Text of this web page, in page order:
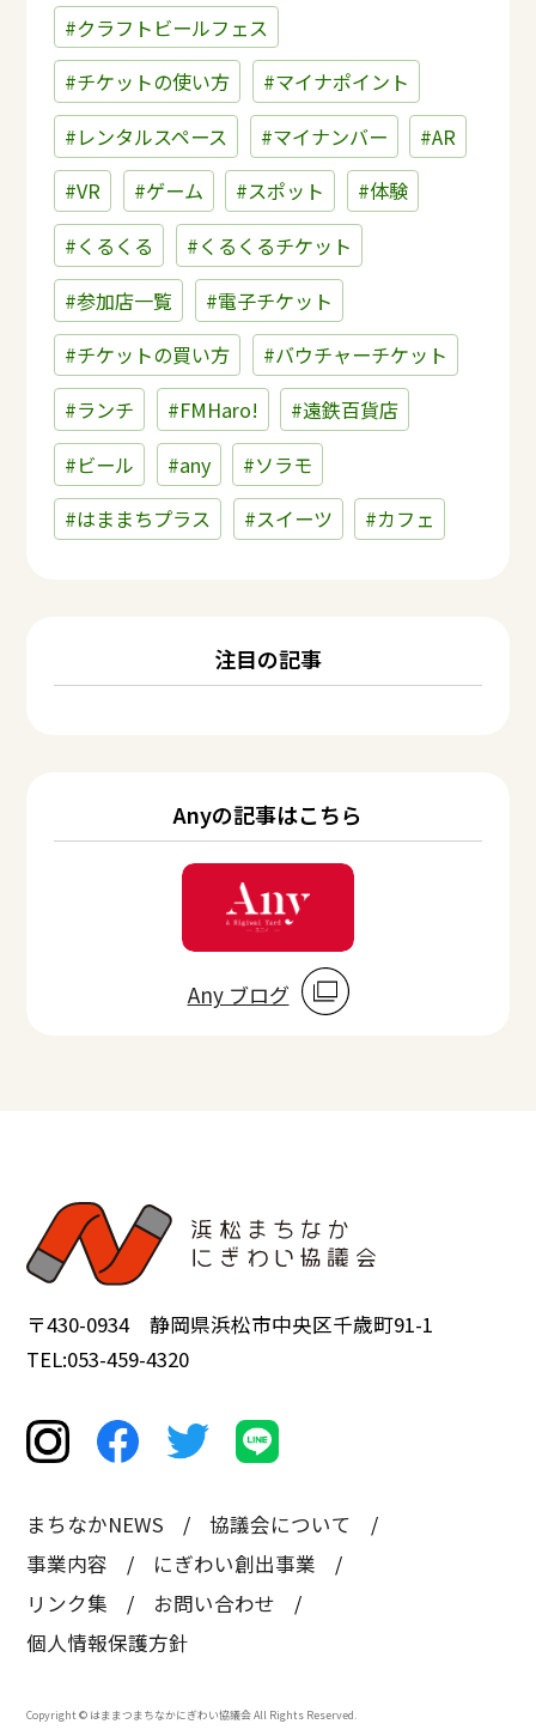
#クラフトビールフェス
#チケットの使い方
#マイナポイント
#レンタルスペース
#マイナンバー
#AR
#VR
#ゲーム #スポット
#体験
#くるくる
#くるくるチケット
#参加店一覧
#電子チケット
#チケットの買い方
#バウチャーチケット
#ランチ
#FMHaro!
#遠鉄百貨店
#ビール
#any
#ソラモ
#はままちプラス
#スイーツ #カフェ
注目の記事
Anyの記事はこちら
Any ブログ
〒430-0934 静岡県浜松市中央区千歳町91-1
TEL:053-459-4320
まちなかNEWS
協議会について
事業内容
にぎわい創出事業
リンク集
お問い合わせ
個人情報保護方針
Copyright © はままつまちなかにぎわい協議会 All Rights Reserved.